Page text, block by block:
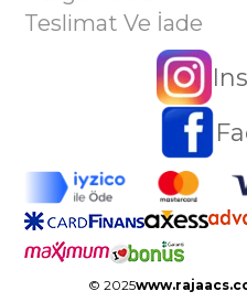
Teslimat Ve İade
© 2025